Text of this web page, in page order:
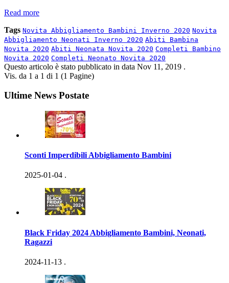
Read more
Tags Novita Abbigliamento Bambini Inverno 2020 Novita
Abbigliamento Neonati Inverno 2020 Abiti Bambina
Novita 2020 Abiti Neonata Novita 2020 Completi Bambino
Novita 2020 Completi Neonato Novita 2020
Questo articolo è stato pubblicato in data Nov 11, 2019 .
Vis. da 1 a 1 di 1 (1 Pagine)
Ultime News Postate
Sconti Imperdibili Abbigliamento Bambini
2025-01-04 .
Black Friday 2024 Abbigliamento Bambini, Neonati,
Ragazzi
2024-11-13 .